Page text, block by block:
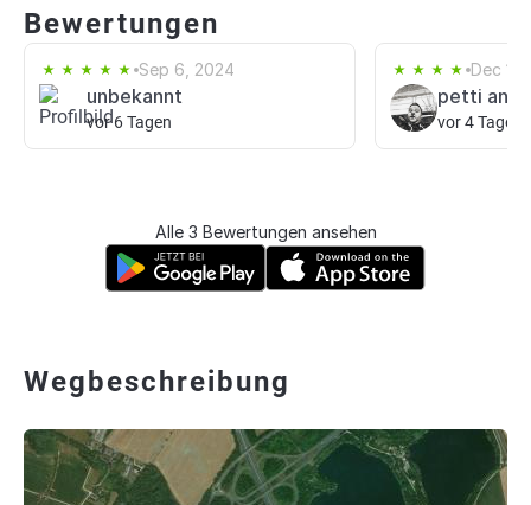
Bewertungen
Sep 6, 2024
unbekannt
vor 6 Tagen
Dec 1,
petti
vor 4 Tagen
Alle 3 Bewertungen ansehen
Wegbeschreibung